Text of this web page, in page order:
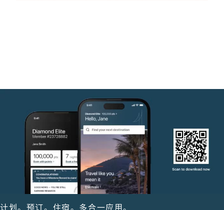
计划。预订。住宿。多合一应用。